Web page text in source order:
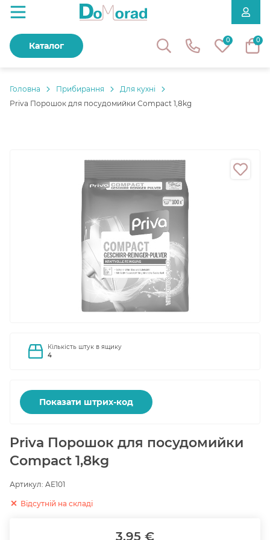
0 0
Каталог
Головнa Прибирання
Для кухні
Priva Порошок для посудомийки Compact 1,8kg
Кількість штук в ящику
4
Показати штрих-код
Priva Порошок для посудомийки
Compact 1,8kg
Артикул: AE101
Відсутній на складі
3.95 €